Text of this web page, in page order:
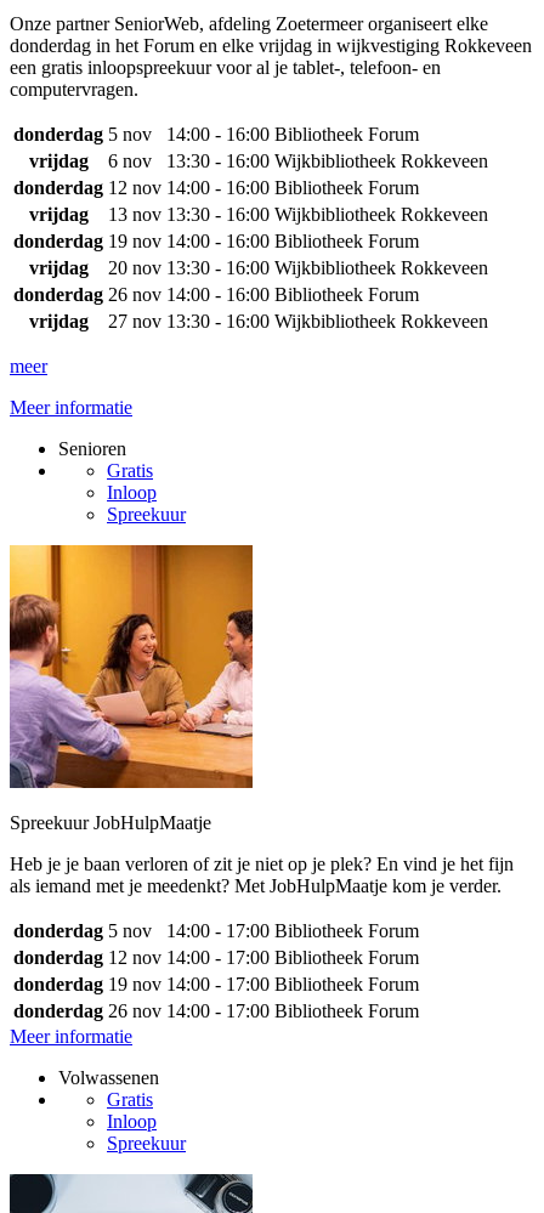
Onze partner SeniorWeb, afdeling Zoetermeer organiseert elke
donderdag in het Forum en elke vrijdag in wijkvestiging Rokkeveen
een gratis inloopspreekuur voor al je tablet-, telefoon- en
computervragen.
donderdag 5 nov 14:00 - 16:00 Bibliotheek Forum
vrijdag
6 nov 13:30 - 16:00 Wijkbibliotheek Rokkeveen
donderdag 12 nov 14:00 - 16:00 Bibliotheek Forum
vrijdag
13 nov 13:30 - 16:00 Wijkbibliotheek Rokkeveen
donderdag 19 nov 14:00 - 16:00 Bibliotheek Forum
vrijdag
20 nov 13:30 - 16:00 Wijkbibliotheek Rokkeveen
donderdag 26 nov 14:00 - 16:00 Bibliotheek Forum
vrijdag
27 nov 13:30 - 16:00 Wijkbibliotheek Rokkeveen
meer
Meer informatie
Senioren
Gratis
Inloop
Spreekuur
Spreekuur JobHulpMaatje
Heb je je baan verloren of zit je niet op je plek? En vind je het fijn
als iemand met je meedenkt? Met JobHulpMaatje kom je verder.
donderdag 5 nov 14:00 - 17:00 Bibliotheek Forum
donderdag 12 nov 14:00 - 17:00 Bibliotheek Forum
donderdag 19 nov 14:00 - 17:00 Bibliotheek Forum
donderdag 26 nov 14:00 - 17:00 Bibliotheek Forum
Meer informatie
Volwassenen
Gratis
Inloop
Spreekuur